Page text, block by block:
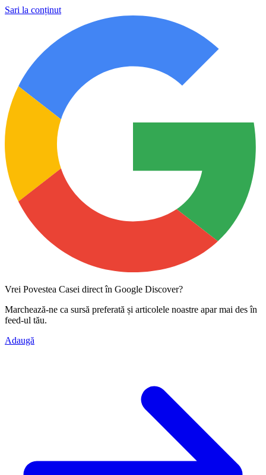
Sari la conținut
Vrei Povestea Casei direct în Google Discover?
Marchează-ne ca sursă preferată și articolele noastre apar mai des în
feed-ul tău.
Adaugă